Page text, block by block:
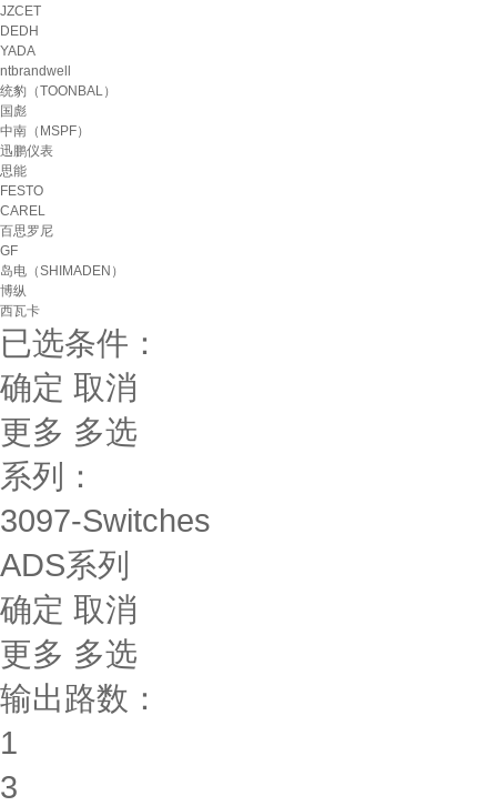
JZCET
DEDH
YADA
ntbrandwell
统豹（TOONBAL）
国彪
中南（MSPF）
迅鹏仪表
思能
FESTO
CAREL
百思罗尼
GF
岛电（SHIMADEN）
博纵
西瓦卡
已选条件：
确定 取消
更多 多选
系列：
3097-Switches
ADS系列
确定 取消
更多 多选
输出路数：
1
3